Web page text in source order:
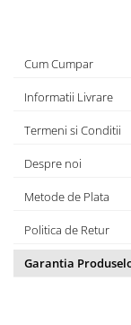
Cum Cumpar
Informatii Livrare
Termeni si Conditii
Despre noi
Metode de Plata
Politica de Retur
Garantia